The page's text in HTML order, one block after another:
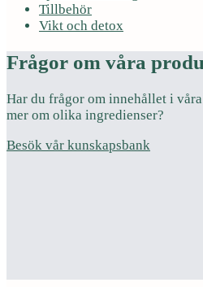
Tillbehör
Vikt och detox
Frågor om våra
Har du frågor om innehållet i
mer om olika ingredienser?
Besök vår kunskapsbank